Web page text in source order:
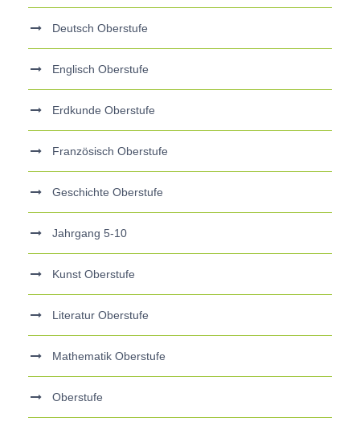
Deutsch Oberstufe
Englisch Oberstufe
Erdkunde Oberstufe
Französisch Oberstufe
Geschichte Oberstufe
Jahrgang 5-10
Kunst Oberstufe
Literatur Oberstufe
Mathematik Oberstufe
Oberstufe